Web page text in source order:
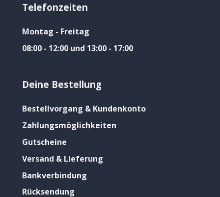
Telefonzeiten
Montag - Freitag
08:00 - 12:00 und 13:00 - 17:00
Deine Bestellung
Bestellvorgang & Kundenkonto
Zahlungsmöglichkeiten
Gutscheine
Versand & Lieferung
Bankverbindung
Rücksendung